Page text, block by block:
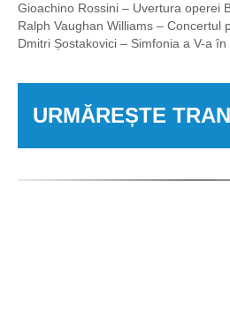
Gioachino Rossini – Uvertura operei
Ralph Vaughan Williams – Concertul
Dmitri Șostakovici – Simfonia a V-a
URMĂREȘTE